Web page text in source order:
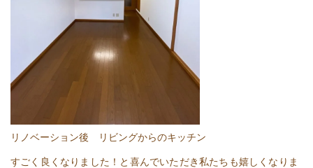
リノベーション後 リビングからのキッチン
すごく良くなりました！と喜んでいただき私たちも嬉しくなりま